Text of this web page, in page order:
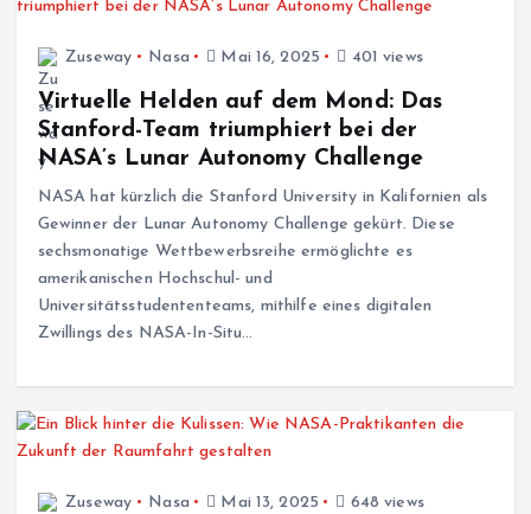
Zuseway Nasa Mai 16, 2025 401 views
Virtuelle Helden auf dem Mond: Das
Stanford-Team triumphiert bei der
NASA’s Lunar Autonomy Challenge
NASA hat kürzlich die Stanford University in Kalifornien als
Gewinner der Lunar Autonomy Challenge gekürt. Diese
sechsmonatige Wettbewerbsreihe ermöglichte es
amerikanischen Hochschul- und
Universitätsstudententeams, mithilfe eines digitalen
Zwillings des NASA-In-Situ…
Zuseway Nasa Mai 13, 2025 648 views